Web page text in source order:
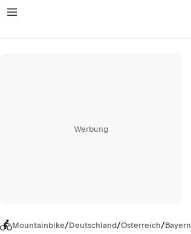
Werbung
Mountainbike/Deutschland/Österreich/Bayern